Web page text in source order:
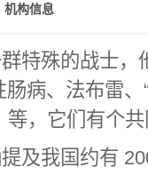
机构信息
特殊的战士
病、法布雷、
等，它们有个
及我国约有